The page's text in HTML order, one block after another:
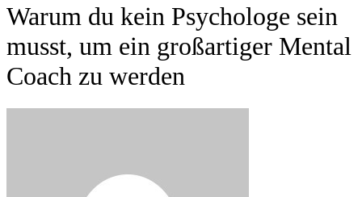
Warum du kein Psychologe sein
musst, um ein großartiger Mental
Coach zu werden